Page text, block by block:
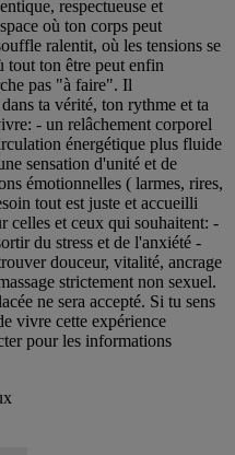
respectueuse et
où ton corps peut
ralentit, où les tensions se
tout ton être peut enfin
pas "à faire". Il
ta vérité, ton rythme et ta
- un relâchement corporel
énergétique plus fluide
sensation d'unité et de
émotionnelles ( larmes, rires,
tout est juste et accueilli
celles et ceux qui souhaitent: -
du stress et de l'anxiété -
douceur, vitalité, ancrage
strictement non sexuel.
ne sera accepté. Si tu sens
vivre cette expérience
pour les informations